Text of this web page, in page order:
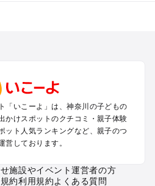
のプールお出かけ
のプールお出かけ
青葉台・鶴見のプールお出かけ
け
仙石原・芦ノ湖）のプールお出か
「いこーよ」は、神奈川の子どもの
かけスポットのクチコミ・親子体験
ット人気ランキングなど、親子のつ
営しております。
施設やイベント運営者の方
約利用規約よくある質問